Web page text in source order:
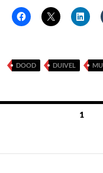
DOOD DUIVEL
1